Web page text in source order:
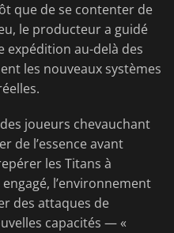
que de se contenter de
le producteur a guidé
expédition au-delà des
les nouveaux systèmes
joueurs chevauchant
de l’essence avant
les Titans à
l’environnement
des attaques de
capacités — «